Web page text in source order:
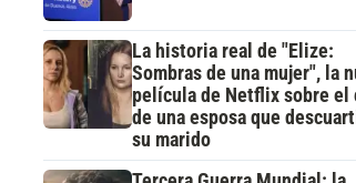
La historia real de "Elize:
Sombras de una mujer", la
película de Netflix sobre el
de una esposa que
su marido